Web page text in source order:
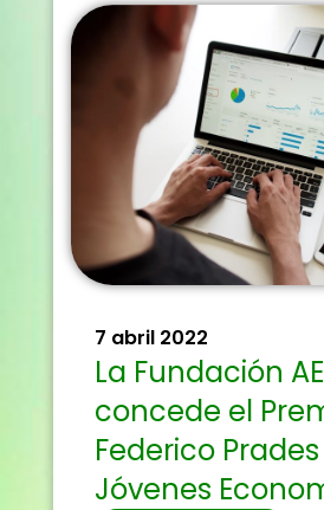
7 abril 2022
La Fundación
concede el
Federico
Jóvenes